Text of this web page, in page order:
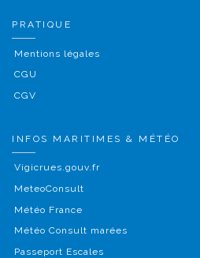
PRATIQUE
Mentions légales
CGU
CGV
INFOS MARITIMES & MÉTÉO
Vigicrues.gouv.fr
MeteoConsult
Météo France
Météo Consult marées
Passeport Escales